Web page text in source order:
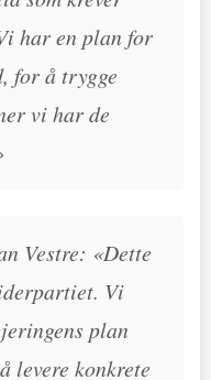
har en plan for
for å trygge
vi har de
Vestre: «Dette
Vi
plan
levere konkrete